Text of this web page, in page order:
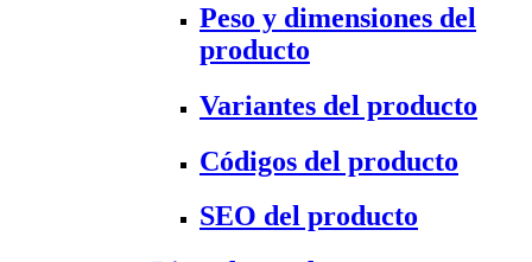
Peso y dimensiones del
producto
Variantes del producto
Códigos del producto
SEO del producto